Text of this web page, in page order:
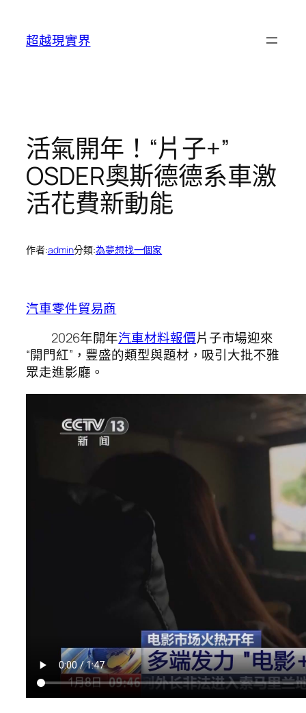
超越現實界
活氣開年！“片子+”
OSDER奧斯德德系車激
活花費新動能
作者:admin分類:為夢想找一個家
汽車零件貿易商
2026年開年汽車材料報價片子市場迎來
“開門紅”，豐盛的類型與題材，吸引大批不雅
眾走進影廳。